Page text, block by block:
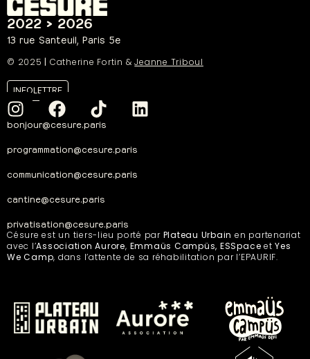
2022 > 2026
13 rue Santeuil, Paris 5e
© 2025 | Catherine Fortin &Jeanne Triboul
INFOLETTRE
bonjour@cesure.paris
programmation@cesure.paris
communication@cesure.paris
cantine@cesure.paris
privatisation@cesure.paris
Césure est un tiers-lieu porté par Plateau Urbain en partenariat
avec l’Association Aurore, Emmaüs Campüs, ESSpaceetYes
We Camp, dans l’attente de sa réhabilitation par l’EPAURIF.